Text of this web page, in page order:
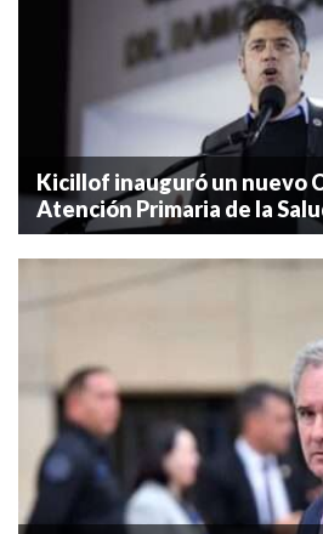
Kicillof inauguró un nuevo
Atención Primaria de la